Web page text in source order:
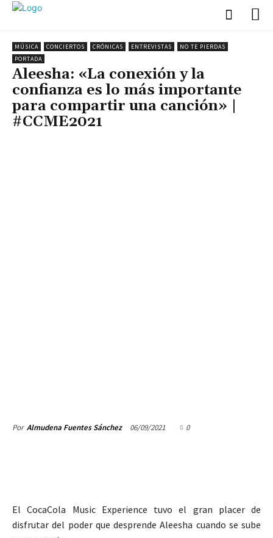
MÚSICA CONCIERTOS CRÓNICAS ENTREVISTAS
NO TE PIERDAS
PORTADA
Aleesha: «La conexión y la
confianza es lo más importante
para compartir una canción» |
#CCME2021
Por Almudena Fuentes Sánchez 06/09/2021 0
El CocaCola Music Experience tuvo el gran placer de
disfrutar del poder que desprende Aleesha cuando se sube